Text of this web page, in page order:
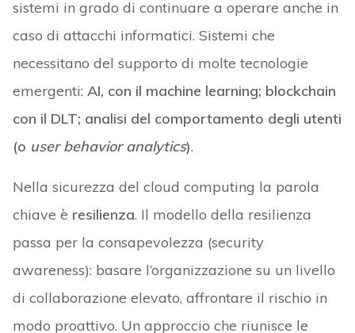
sistemi in grado di continuare a operare anche in
caso di attacchi informatici. Sistemi che
necessitano del supporto di molte tecnologie
emergenti: AI, con il machine learning; blockchain
con il DLT; analisi del comportamento degli utenti
(o user behavior analytics).
Nella sicurezza del cloud computing la parola
chiave è resilienza. Il modello della resilienza
passa per la consapevolezza (security
awareness): basare l’organizzazione su un livello
di collaborazione elevato, affrontare il rischio in
modo proattivo. Un approccio che riunisce le